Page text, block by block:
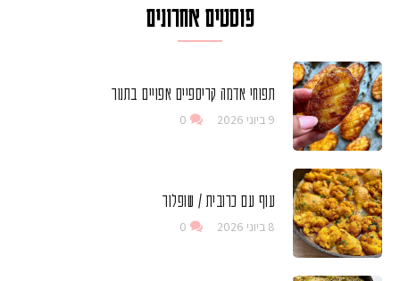
פוסטים אחרונים
תפוחי אדמה קריספיים אפויים בתנור
9 ביוני 2026 0
עוף עם כרובית / שופלור
8 ביוני 2026 0